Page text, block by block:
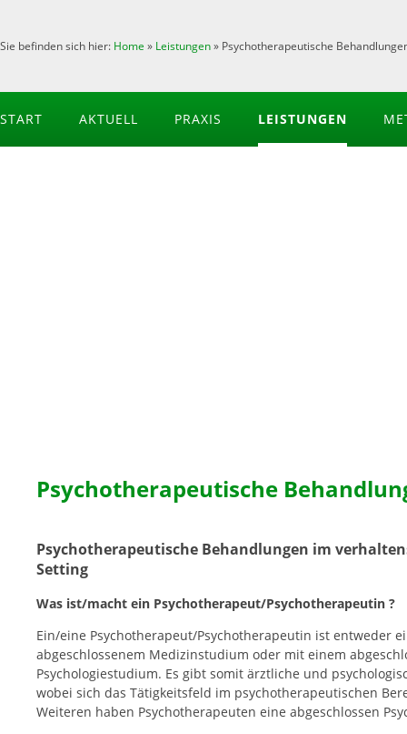
Sie befinden sich hier: Home » Leistungen» Psychotherapeutische
START AKTUELL PRAXIS LEISTUNGEN
Psychotherapeutische
Psychotherapeutische Behandlungen im
Setting
Was ist/macht ein Psychotherapeut/Psychotherapeutin ?
Ein/eine Psychotherapeut/Psychotherapeutin ist entweder
abgeschlossenem Medizinstudium oder mit einem
Psychologiestudium. Es gibt somit ärztliche und
wobei sich das Tätigkeitsfeld im psychotherapeutischen
Weiteren haben Psychotherapeuten eine abgeschlossen